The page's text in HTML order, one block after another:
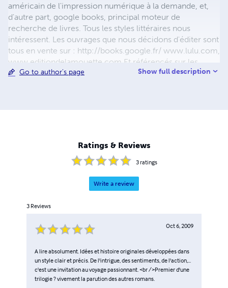
américain de l'impression numérique à la demande, et,
d'autre part, google books, principal moteur de
recherche de livres. Tous les styles littéraires nous
intéressent. Les ouvrages que nous décidons d'éditer sont
tous en vente sur : http://books.google.fr/ www.lulu.com,
www.editiondelamouette.com Et référencés sur les
réseaux DILICOM, Chapitre.com, Place des Libraires,
Go to author's page Show full description
Ratings & Reviews
3ratings
Write a review
3 Reviews
Oct 6, 2009
A lire absolument. Idées et histoire originales développées dans
un style clair et précis. De l'intrigue, des sentiments, de l'action,...
c'est une invitation au voyage passionnant. <br />Premier d'une
trilogie ? vivement la parution des autres romans.